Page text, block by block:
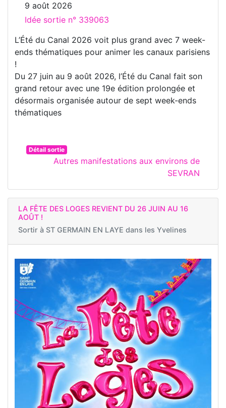
9 août 2026
Idée sortie n° 339063
L’Été du Canal 2026 voit plus grand avec 7 week-
ends thématiques pour animer les canaux parisiens
!
Du 27 juin au 9 août 2026, l’Été du Canal fait son
grand retour avec une 19e édition prolongée et
désormais organisée autour de sept week-ends
thématiques
Détail sortie
Autres manifestations aux environs de
SEVRAN
LA FÊTE DES LOGES REVIENT DU 26 JUIN AU 16
AOÛT !
Sortir à ST GERMAIN EN LAYE dans les Yvelines